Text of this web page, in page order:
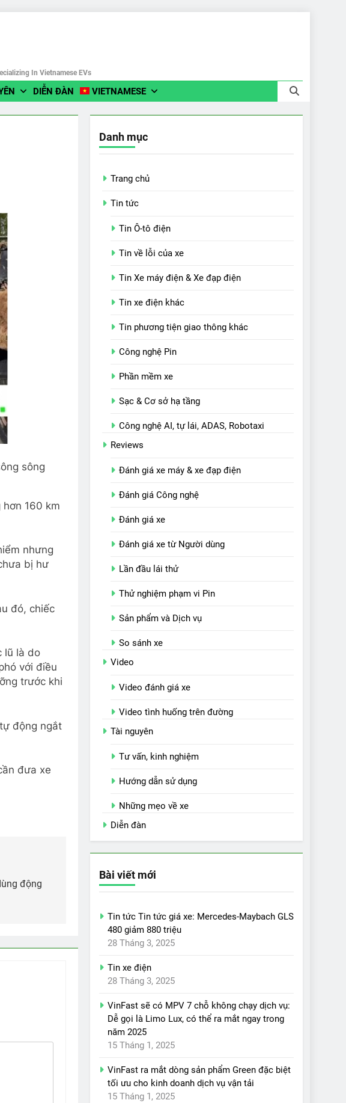
In Vietnamese EVs
DIỄN ĐÀN VIETNAMESE
sông
160 km
nhưng
bị hư
đó, chiếc
lũ là do
với điều
trước khi
động ngắt
đưa xe
động
Danh mục
Trang chủ
Tin tức
Tin Ô-tô điện
Tin về lỗi của xe
Tin Xe máy điện & Xe đạp điện
Tin xe điện khác
Tin phương tiện giao thông khác
Công nghệ Pin
Phần mềm xe
Sạc & Cơ sở hạ tầng
Công nghệ AI, tự lái, ADAS, Robotaxi
Reviews
Đánh giá xe máy & xe đạp điện
Đánh giá Công nghệ
Đánh giá xe
Đánh giá xe từ Người dùng
Lần đầu lái thử
Thử nghiệm phạm vi Pin
Sản phẩm và Dịch vụ
So sánh xe
Video
Video đánh giá xe
Video tình huống trên đường
Tài nguyên
Tư vấn, kinh nghiệm
Hướng dẫn sử dụng
Những mẹo về xe
Diễn đàn
Bài viết mới
Tin tức Tin tức giá xe: Mercedes-Maybach GLS
480 giảm 880 triệu
28 Tháng 3, 2025
Tin xe điện
28 Tháng 3, 2025
VinFast sẽ có MPV 7 chỗ không chạy dịch vụ:
Dễ gọi là Limo Lux, có thể ra mắt ngay trong
năm 2025
15 Tháng 1, 2025
VinFast ra mắt dòng sản phẩm Green đặc biệt
tối ưu cho kinh doanh dịch vụ vận tải
15 Tháng 1, 2025